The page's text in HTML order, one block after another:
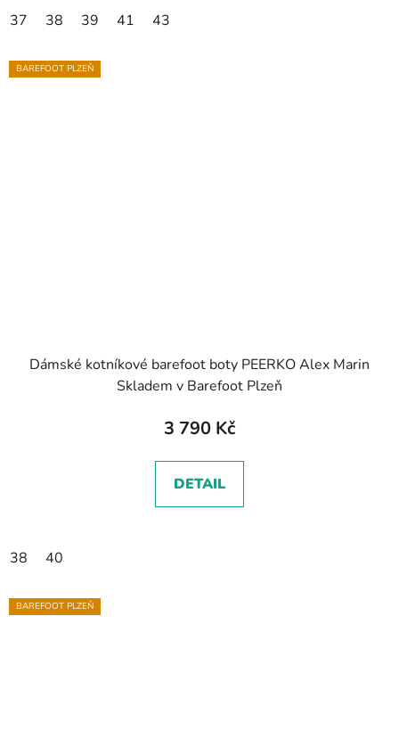
37 38 39 41 43
BAREFOOT PLZEŇ
Dámské kotníkové barefoot boty PEERKO Alex Marin
Skladem v Barefoot Plzeň
3 790 Kč
DETAIL
38 40
BAREFOOT PLZEŇ